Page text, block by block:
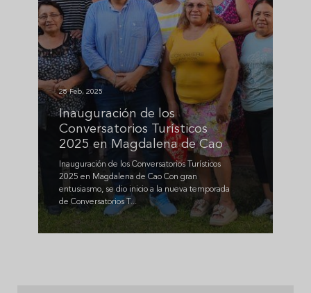
28 Feb, 2025
Inauguración de los
Conversatorios Turísticos
2025 en Magdalena de Cao
Inauguración de los Conversatorios Turísticos
2025 en Magdalena de Cao Con gran
entusiasmo, se dio inicio a la nueva temporada
de Conversatorios T...